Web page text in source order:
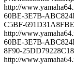
http://
60BE-3E7B-
C5BF-
http://
60BE-3E7B-
8F90-
http://